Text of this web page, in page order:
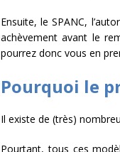
Ensuite, le SPANC,
achèvement avant le
pourrez donc vous en
Pourquoi le
Il existe de (très)
Pourtant, tous ces